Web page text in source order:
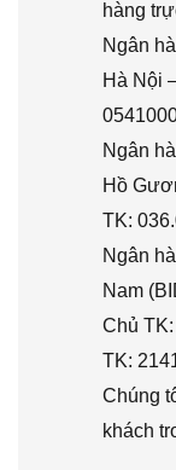
hàng
Ngân
Hà Nội
Ngân
Hồ
TK:
Ngân
Nam
Chủ
TK:
Chúng
khách